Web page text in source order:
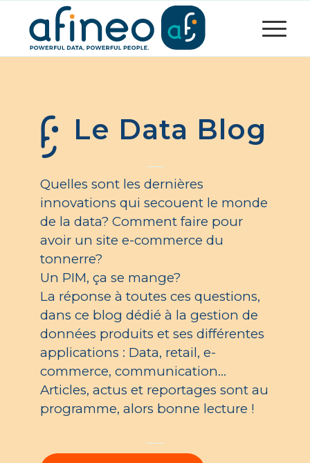
Le Data Blog
Quelles sont les dernières
innovations qui secouent le monde
de la data? Comment faire pour
avoir un site e-commerce du
tonnerre?
Un PIM, ça se mange?
La réponse à toutes ces questions,
dans ce blog dédié à la gestion de
données produits et ses différentes
applications : Data, retail, e-
commerce, communication…
Articles, actus et reportages sont au
programme, alors bonne lecture !